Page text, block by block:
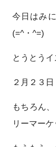
今日はみ
(=^・^=)
とうとう
２月２３
もちろん
リーマー